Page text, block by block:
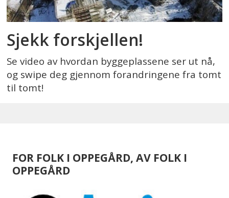
Sjekk forskjellen!
Se video av hvordan byggeplassene ser ut nå,
og swipe deg gjennom forandringene fra tomt
til tomt!
FOR FOLK I OPPEGÅRD, AV FOLK I
OPPEGÅRD